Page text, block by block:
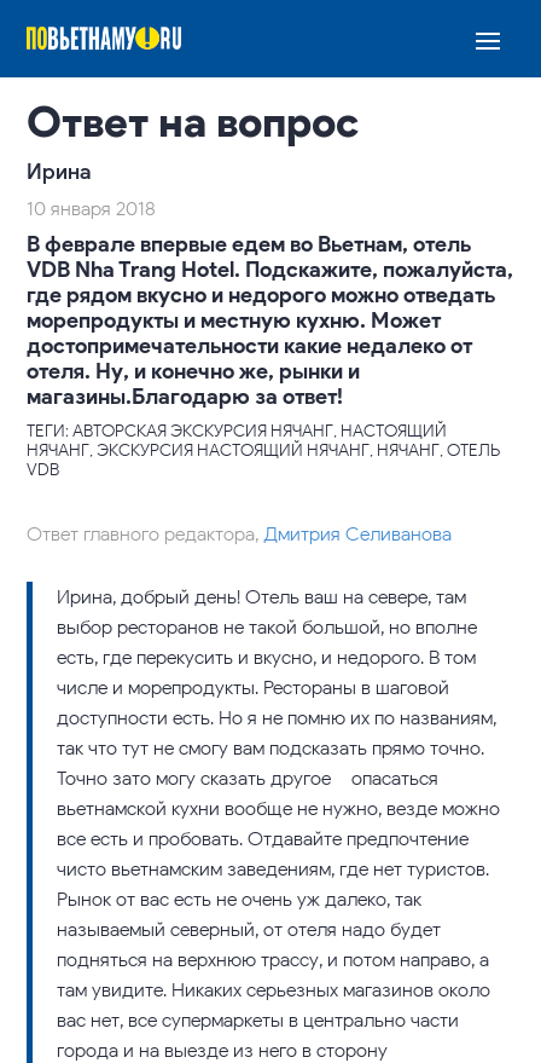
Ответ на вопрос
Ирина
10 января 2018
В феврале впервые едем во Вьетнам, отель
VDB Nha Trang Hotel. Подскажите, пожалуйста,
где рядом вкусно и недорого можно отведать
морепродукты и местную кухню. Может
достопримечательности какие недалеко от
отеля. Ну, и конечно же, рынки и
магазины.Благодарю за ответ!
ТЕГИ: АВТОРСКАЯ ЭКСКУРСИЯ НЯЧАНГ, НАСТОЯЩИЙ
НЯЧАНГ, ЭКСКУРСИЯ НАСТОЯЩИЙ НЯЧАНГ, НЯЧАНГ, ОТЕЛЬ
VDB
Ответ главного редактора,Дмитрия Селиванова
Ирина, добрый день! Отель ваш на севере, там
выбор ресторанов не такой большой, но вполне
есть, где перекусить и вкусно, и недорого. В том
числе и морепродукты. Рестораны в шаговой
доступности есть. Но я не помню их по названиям,
так что тут не смогу вам подсказать прямо точно.
Точно зато могу сказать другое – опасаться
вьетнамской кухни вообще не нужно, везде можно
все есть и пробовать. Отдавайте предпочтение
чисто вьетнамским заведениям, где нет туристов.
Рынок от вас есть не очень уж далеко, так
называемый северный, от отеля надо будет
подняться на верхнюю трассу, и потом направо, а
там увидите. Никаких серьезных магазинов около
вас нет, все супермаркеты в центрально части
города и на выезде из него в сторону